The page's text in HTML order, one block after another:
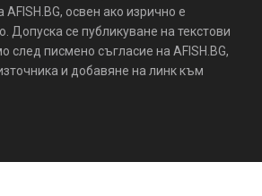
AFISH.BG, освен ако изрично е
Допуска се публикуване на текстови
след писмено съгласие на AFISH.BG,
и добавяне на линк към